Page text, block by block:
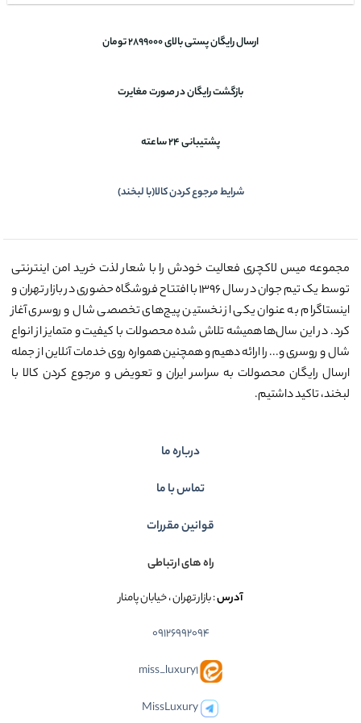
ارسال رایگان پستی بالای 2899000 تومان
بازگشت رایگان در صورت مغایرت
پشتیبانی 24 ساعته
شرایط مرجوع کردن کالا(با لبخند)
مجموعه میس لاکچری فعالیت خودش را با شعار لذت خرید امن اینترنتی
توسط یک تیم جوان در سال ۱۳۹۶ با افتتاح فروشگاه حضوری در بازار تهران و
اینستاگرام به عنوان یکی از نخستین پیج‌های تخصصی شال و روسری آغاز
کرد. در این سال‌ها همیشه تلاش شده محصولات با کیفیت و متمایز از انواع
شال و روسری و... را ارائه دهیم و همچنین همواره روی خدمات آنلاین از جمله
ارسال رایگان محصولات به سراسر ایران و تعویض و مرجوع کردن کالا با
لبخند، تاکید داشتیم.
درباره ما
تماس با ما
قوانین مقررات
راه های ارتباطی
آدرس: بازار تهران ، خیابان پامنار
09126992094
miss_luxury1
MissLuxury